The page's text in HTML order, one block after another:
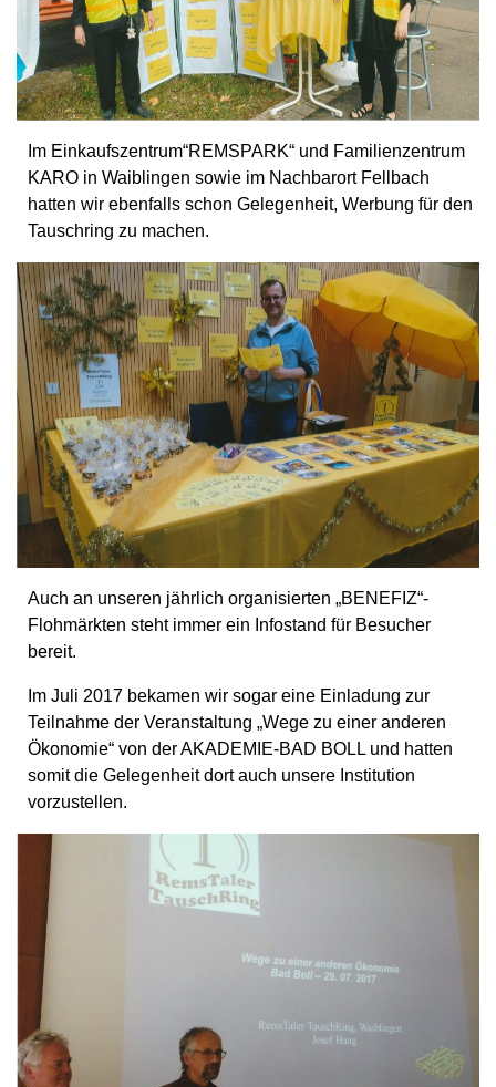
Im Einkaufszentrum“REMSPARK“ und Familienzentrum
KARO in Waiblingen sowie im Nachbarort Fellbach
hatten wir ebenfalls schon Gelegenheit, Werbung für den
Tauschring zu machen.
Auch an unseren jährlich organisierten „BENEFIZ“-
Flohmärkten steht immer ein Infostand für Besucher
bereit.
Im Juli 2017 bekamen wir sogar eine Einladung zur
Teilnahme der Veranstaltung „Wege zu einer anderen
Ökonomie“ von der AKADEMIE-BAD BOLL und hatten
somit die Gelegenheit dort auch unsere Institution
vorzustellen.